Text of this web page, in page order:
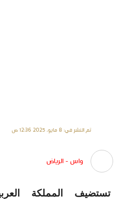
تم النشر في: 8 مايو، 2025 12:36 ص
واس - الرياض
تستضيف المملكة